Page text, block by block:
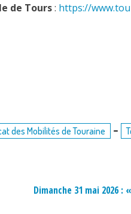
de Tours: https://
des Mobilités de Touraine -
Dimanche 31 mai 2026